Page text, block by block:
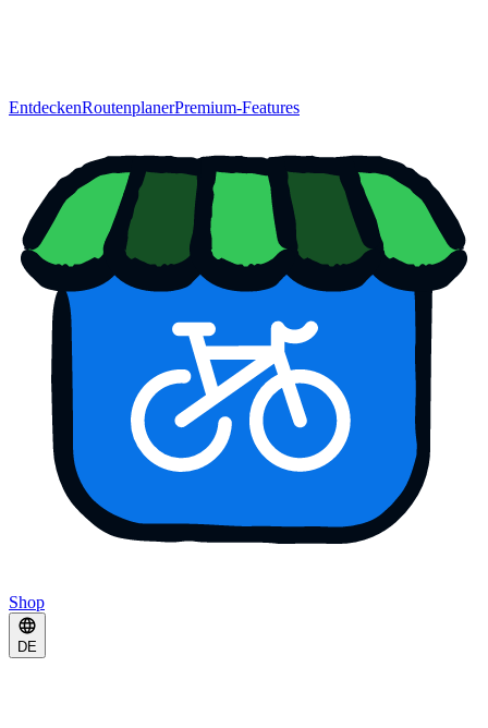
EntdeckenRoutenplanerPremium-Features
Shop
DE